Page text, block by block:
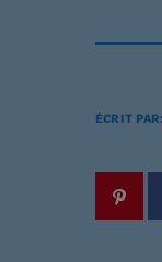
ÉCRIT PAR: